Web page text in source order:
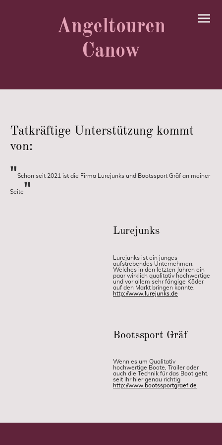
Angeltouren
Canow
Tatkräftige Unterstützung kommt
von:
"Schon seit 2021 ist die Firma Lurejunks und Bootssport Gräf an meiner
Seite"
Lurejunks
Lurejunks ist ein junges
aufstrebendes Unternehmen.
Welches in den letzten Jahren ein
paar wirklich qualitativ hochwertige
und vor allem sehr fängige Köder
auf den Markt bringen konnte.
http://www.lurejunks.de
Bootssport Gräf
Wenn es um Qualitativ
hochwertige Boote, Trailer oder
auch die Technik für das Boot geht,
seit ihr hier genau richtig
http://www.bootssportgraef.de